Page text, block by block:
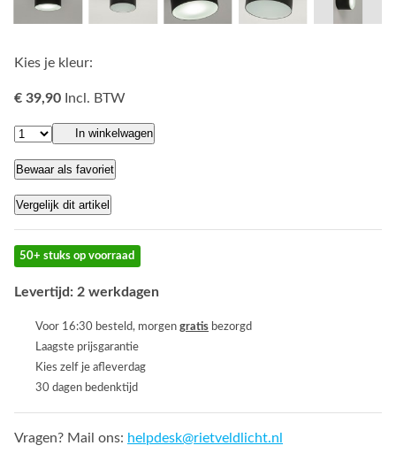
Kies je kleur:
€ 39,90 Incl. BTW
In winkelwagen
Bewaar als favoriet
Vergelijk dit artikel
50+ stuks op voorraad
Levertijd: 2 werkdagen
Voor 16:30 besteld, morgen gratis bezorgd
Laagste prijsgarantie
Kies zelf je afleverdag
30 dagen bedenktijd
Vragen? Mail ons: helpdesk@rietveldlicht.nl